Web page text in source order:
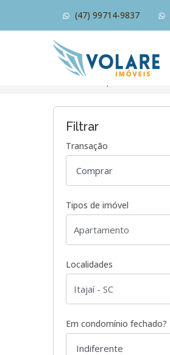
(47) 99714-9837
Página inicial
Filtrar
Transação
Tipos de imóvel
Localidades
Em condomínio fechado?